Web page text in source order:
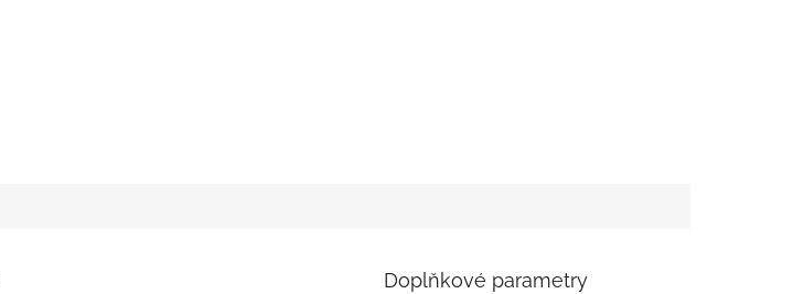
Doplňkové parametry